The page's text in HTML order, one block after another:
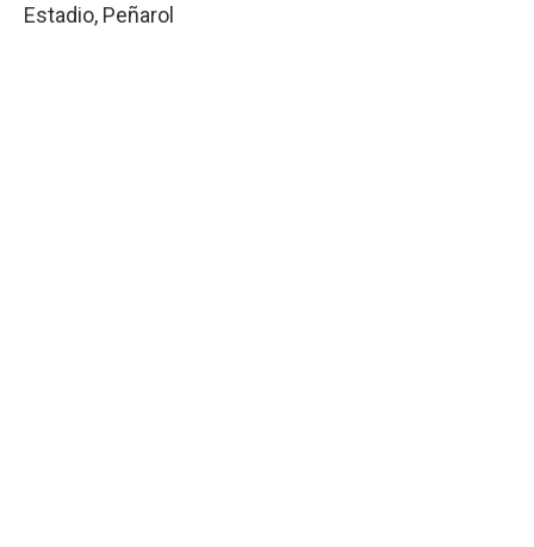
Estadio, Peñarol